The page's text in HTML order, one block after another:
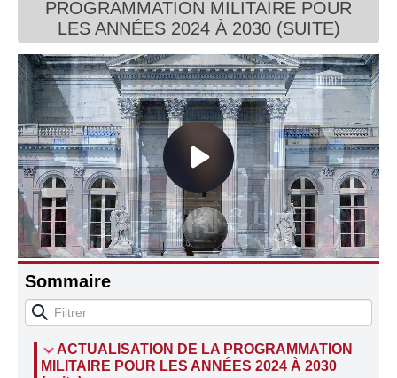
Évènements
Connaissance, Histoire
Autres
PROGRAMMATION MILITAIRE POUR
LES ANNÉES 2024 À 2030 (SUITE)
Sommaire
ACTUALISATION DE LA PROGRAMMATION
MILITAIRE POUR LES ANNÉES 2024 À 2030